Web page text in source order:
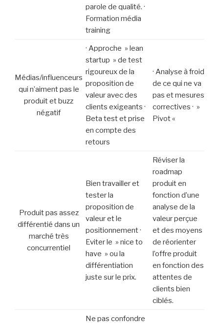
parole de qualité. ·
Formation média
training
Médias/influenceurs
qui n’aiment pas le
produit et buzz
négatif
· Approche » lean
startup » de test
rigoureux de la
proposition de
valeur avec des
clients exigeants ·
Beta test et prise
en compte des
retours
· Analyse à froid
de ce qui ne va
pas et mesures
correctives · »
Pivot «
Produit pas assez
différentié dans un
marché très
concurrentiel
Bien travailler et
tester la
proposition de
valeur et le
positionnement ·
Eviter le » nice to
have » ou la
différentiation
juste sur le prix.
Réviser la
roadmap
produit en
fonction d’une
analyse de la
valeur perçue
et des moyens
de réorienter
l’offre produit
en fonction des
attentes de
clients bien
ciblés.
Ne pas confondre